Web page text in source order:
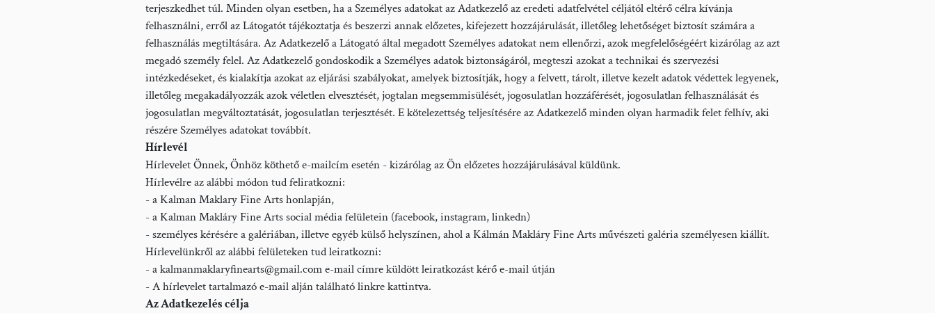
terjeszkedhet túl. Minden olyan esetben, ha a Személyes adatokat az Adatkezelő az eredeti adatfelvétel céljától eltérő célra kívánja
felhasználni, erről az Látogatót tájékoztatja és beszerzi annak előzetes, kifejezett hozzájárulását, illetőleg lehetőséget biztosít számára a
felhasználás megtiltására. Az Adatkezelő a Látogató által megadott Személyes adatokat nem ellenőrzi, azok megfelelőségéért kizárólag az azt
megadó személy felel. Az Adatkezelő gondoskodik a Személyes adatok biztonságáról, megteszi azokat a technikai és szervezési
intézkedéseket, és kialakítja azokat az eljárási szabályokat, amelyek biztosítják, hogy a felvett, tárolt, illetve kezelt adatok védettek legyenek,
illetőleg megakadályozzák azok véletlen elvesztését, jogtalan megsemmisülését, jogosulatlan hozzáférését, jogosulatlan felhasználását és
jogosulatlan megváltoztatását, jogosulatlan terjesztését. E kötelezettség teljesítésére az Adatkezelő minden olyan harmadik felet felhív, aki
részére Személyes adatokat továbbít.
Hírlevél
Hírlevelet Önnek, Önhöz köthető e-mailcím esetén - kizárólag az Ön előzetes hozzájárulásával küldünk.
Hírlevélre az alábbi módon tud feliratkozni:
- a Kalman Maklary Fine Arts honlapján,
- a Kalman Makláry Fine Arts social média felületein (facebook, instagram, linkedn)
- személyes kérésére a galériában, illetve egyéb külső helyszínen, ahol a Kálmán Makláry Fine Arts művészeti galéria személyesen kiállít.
Hírlevelünkről az alábbi felületeken tud leiratkozni:
- a kalmanmaklaryfinearts@gmail.com e-mail címre küldött leiratkozást kérő e-mail útján
- A hírlevelet tartalmazó e-mail alján található linkre kattintva.
Az Adatkezelés célja